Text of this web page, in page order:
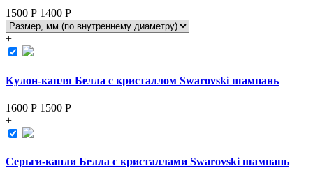
1500 Р 1400 Р
+
Кулон-капля Белла с кристаллом Swarovski шампань
1600 Р 1500 Р
+
Серьги-капли Белла с кристаллами Swarovski шампань